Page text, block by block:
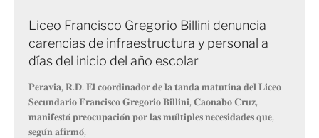
Liceo Francisco Gregorio Billini denuncia
carencias de infraestructura y personal a
días del inicio del año escolar
𝐏𝐞𝐫𝐚𝐯𝐢𝐚, 𝐑.𝐃. 𝐄𝐥 𝐜𝐨𝐨𝐫𝐝𝐢𝐧𝐚𝐝𝐨𝐫 𝐝𝐞 𝐥𝐚 𝐭𝐚𝐧𝐝𝐚 𝐦𝐚𝐭𝐮𝐭𝐢𝐧𝐚 𝐝𝐞𝐥 𝐋𝐢𝐜𝐞𝐨
𝐒𝐞𝐜𝐮𝐧𝐝𝐚𝐫𝐢𝐨 𝐅𝐫𝐚𝐧𝐜𝐢𝐬𝐜𝐨 𝐆𝐫𝐞𝐠𝐨𝐫𝐢𝐨 𝐁𝐢𝐥𝐥𝐢𝐧𝐢, 𝐂𝐚𝐨𝐧𝐚𝐛𝐨 𝐂𝐫𝐮𝐳,
𝐦𝐚𝐧𝐢𝐟𝐞𝐬𝐭𝐨́ 𝐩𝐫𝐞𝐨𝐜𝐮𝐩𝐚𝐜𝐢𝐨́𝐧 𝐩𝐨𝐫 𝐥𝐚𝐬 𝐦𝐮́𝐥𝐭𝐢𝐩𝐥𝐞𝐬 𝐧𝐞𝐜𝐞𝐬𝐢𝐝𝐚𝐝𝐞𝐬 𝐪𝐮𝐞,
𝐬𝐞𝐠𝐮́𝐧 𝐚𝐟𝐢𝐫𝐦𝐨́,